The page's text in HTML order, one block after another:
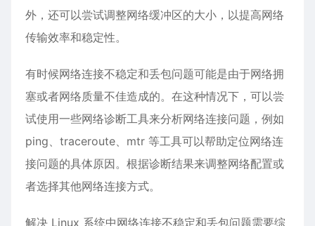
外，还可以尝试调整网络缓冲区的大小，以提高网络
传输效率和稳定性。
有时候网络连接不稳定和丢包问题可能是由于网络拥
塞或者网络质量不佳造成的。在这种情况下，可以尝
试使用一些网络诊断工具来分析网络连接问题，例如
ping、traceroute、mtr 等工具可以帮助定位网络连
接问题的具体原因。根据诊断结果来调整网络配置或
者选择其他网络连接方式。
解决 Linux 系统中网络连接不稳定和丢包问题需要综